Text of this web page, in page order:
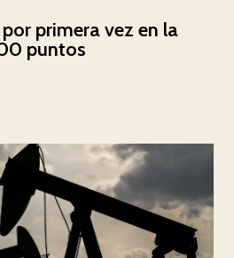
primera vez en la
puntos